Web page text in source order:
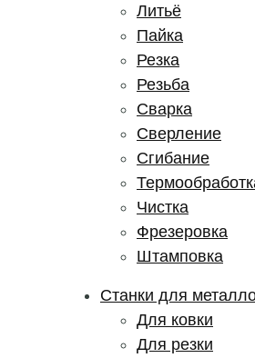
Литьё
Пайка
Резка
Резьба
Сварка
Сверление
Сгибание
Чистка
Фрезеровка
Штамповка
Станки для
Для ковки
Для резки